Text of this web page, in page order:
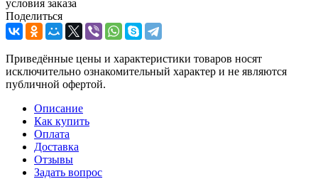
условия заказа
Поделиться
Приведённые цены и характеристики товаров носят
исключительно ознакомительный характер и не являются
публичной офертой.
Описание
Как купить
Оплата
Доставка
Отзывы
Задать вопрос